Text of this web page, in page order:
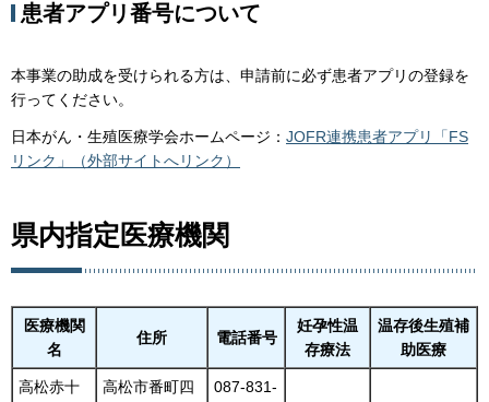
患者アプリ番号について
本事業の助成を受けられる方は、申請前に必ず患者アプリの登録を
行ってください。
日本がん・生殖医療学会ホームページ： JOFR連携患者アプリ「FS
リンク」（外部サイトへリンク）
県内指定医療機関
医療機関
名
住所 電話番号
妊孕性温
存療法
温存後生殖補
助医療
高松赤十
高松市番町四
087-831-